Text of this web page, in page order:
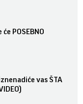
POSEBNO
vas ŠTA